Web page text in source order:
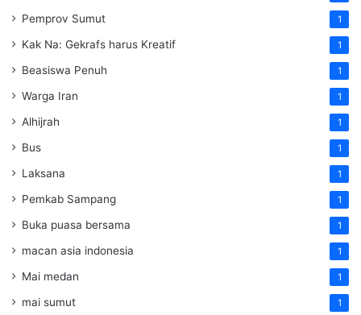
Pemprov Sumut 1
Kak Na: Gekrafs harus Kreatif 1
Beasiswa Penuh 1
Warga Iran 1
Alhijrah 1
Bus 1
Laksana 1
Pemkab Sampang 1
Buka puasa bersama 1
macan asia indonesia 1
Mai medan 1
mai sumut 1